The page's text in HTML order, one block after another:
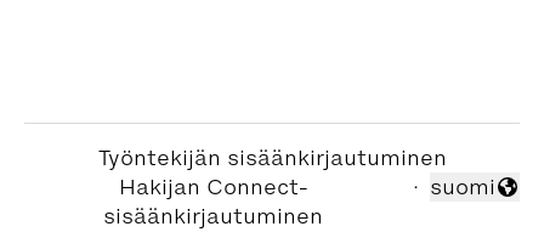
Työntekijän sisäänkirjautuminen
Hakijan Connect-
sisäänkirjautuminen
· Vaihda
suomi